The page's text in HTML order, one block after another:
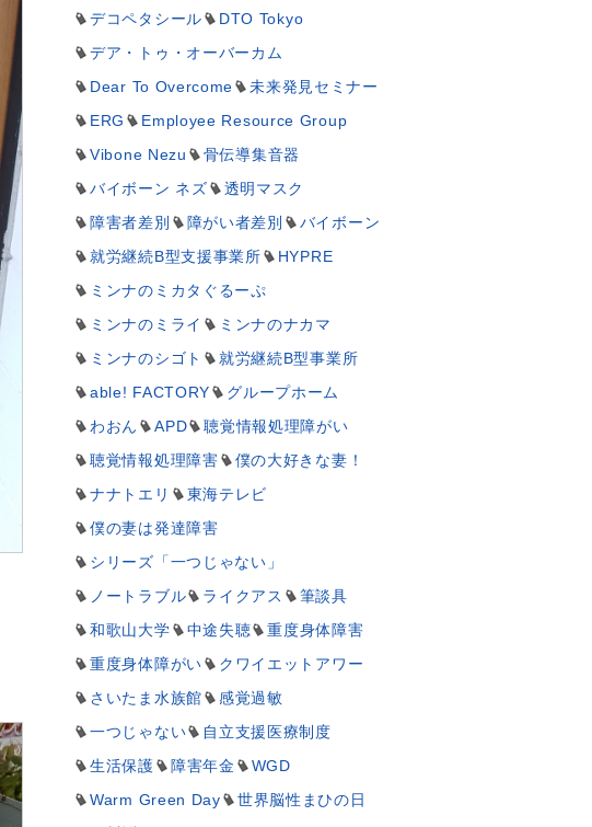
デコペタシール
DTO Tokyo
デア・トゥ・オーバーカム
Dear To Overcome
未来発見セミナー
ERG
Employee Resource Group
Vibone Nezu
骨伝導集音器
バイボーン ネズ
透明マスク
障害者差別
障がい者差別
バイボーン
就労継続B型支援事業所
HYPRE
ミンナのミカタぐるーぷ
ミンナのミライ
ミンナのナカマ
ミンナのシゴト
就労継続B型事業所
able! FACTORY
グループホーム
わおん
APD
聴覚情報処理障がい
聴覚情報処理障害
僕の大好きな妻！
ナナトエリ
東海テレビ
僕の妻は発達障害
シリーズ「一つじゃない」
ノートラブル
ライクアス
筆談具
和歌山大学
中途失聴
重度身体障害
重度身体障がい
クワイエットアワー
さいたま水族館
感覚過敏
一つじゃない
自立支援医療制度
生活保護
障害年金
WGD
Warm Green Day
世界脳性まひの日